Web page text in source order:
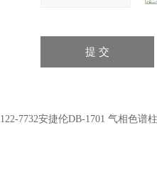
122-7732安捷伦DB-1701 气相色谱